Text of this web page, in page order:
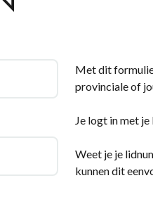
Met dit
provinciale of
Je logt in met
Weet je je
kunnen dit